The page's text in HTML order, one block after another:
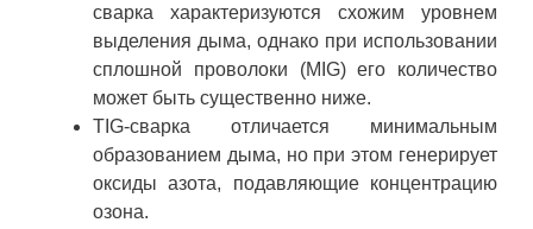
сварка характеризуются схожим уровнем
выделения дыма, однако при использовании
сплошной проволоки (MIG) его количество
может быть существенно ниже.
TIG-сварка отличается минимальным
образованием дыма, но при этом генерирует
оксиды азота, подавляющие концентрацию
озона.